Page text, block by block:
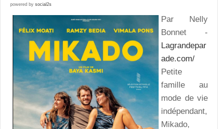
powered by social2s
Par Nelly
Bonnet -
Lagrandepar
ade.com/
Petite
famille au
mode de vie
indépendant,
Mikado,